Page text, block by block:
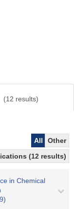
(12 results)
All
Other
(12 results)
in Chemical